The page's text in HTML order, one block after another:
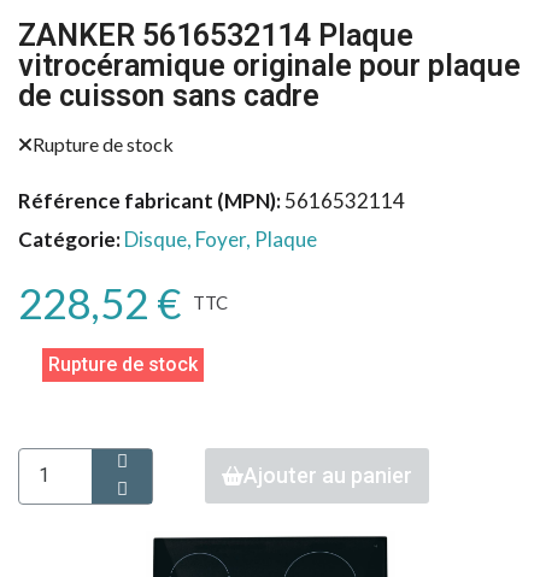
ZANKER 5616532114 Plaque
vitrocéramique originale pour plaque
de cuisson sans cadre
Rupture de stock
Référence fabricant (MPN) 5616532114
Catégorie Disque, Foyer, Plaque
228,52 € TTC
Rupture de stock
Ajouter au panier